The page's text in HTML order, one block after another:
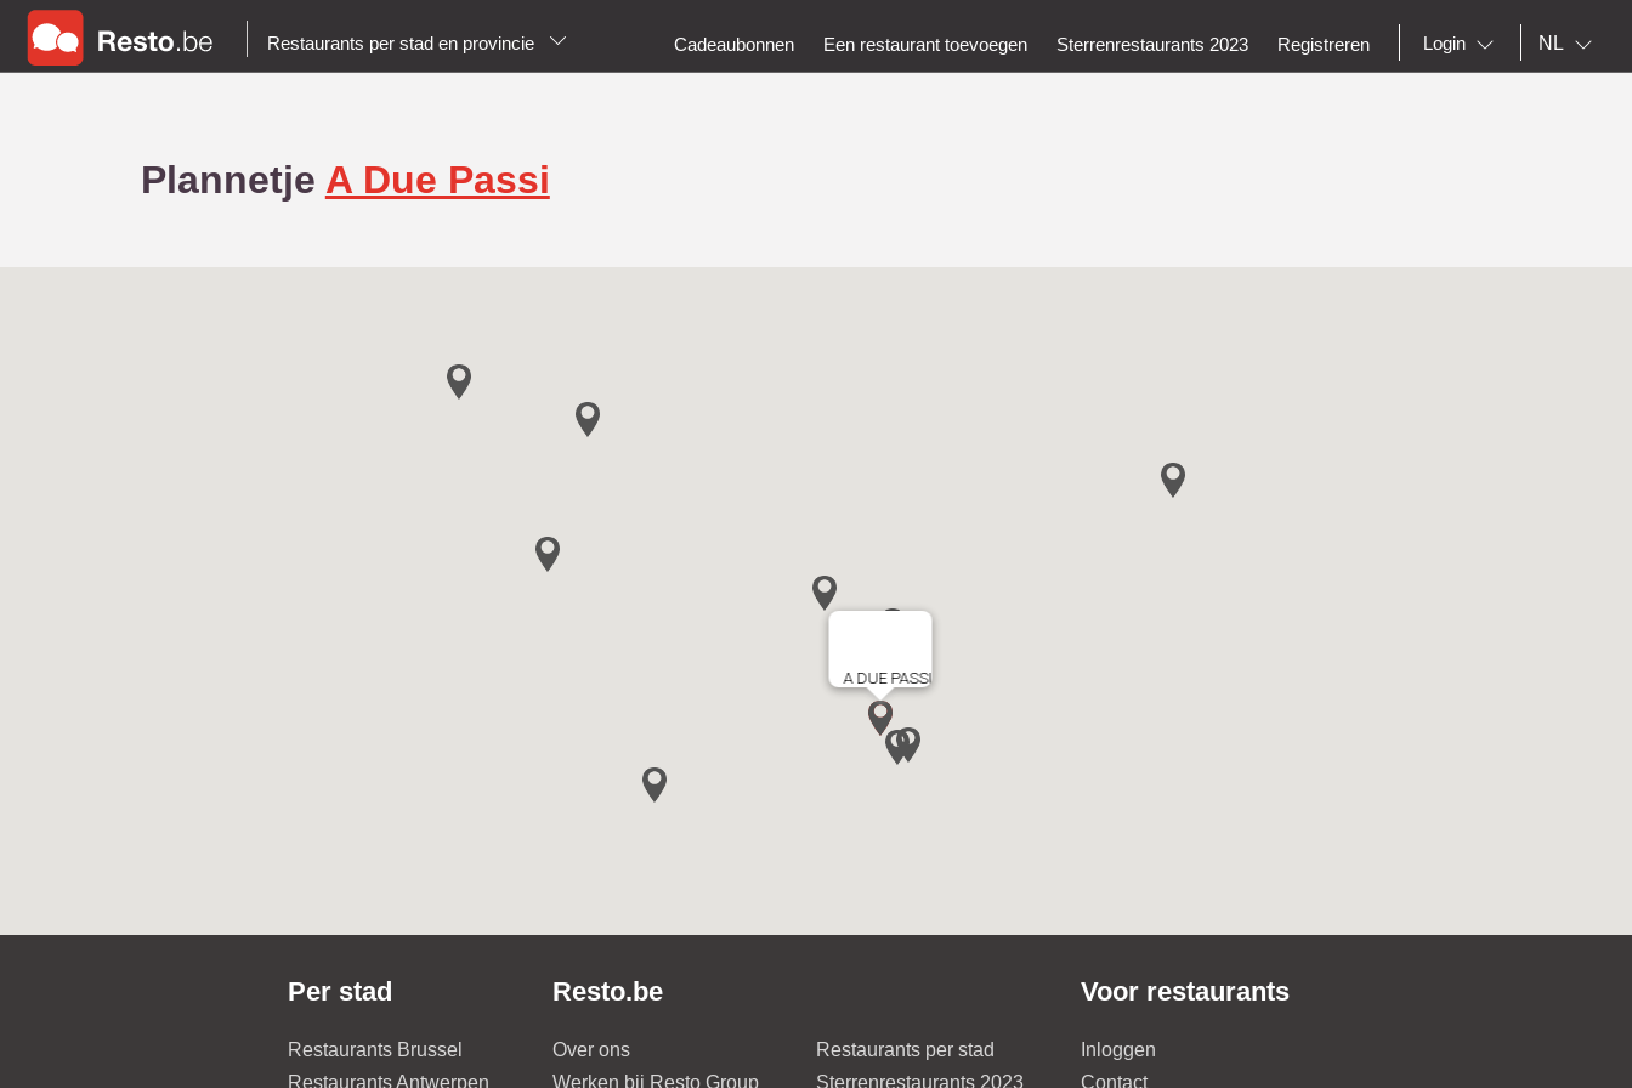
Restaurants per stad en provincie Cadeaubonnen Een restaurant toevoegen Sterrenrestaurants 2023 Registreren Login NL
Plannetje A Due Passi
A DUE PASSI
Per stad
Restaurants Brussel
Restaurants Antwerpen
Resto.be
Over ons
Werken bij Resto Group
Restaurants per stad
Sterrenrestaurants 2023
Voor restaurants
Inloggen
Contact